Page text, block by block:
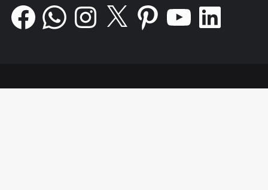
Facebook WhatsAppInstagram Pinterest LinkedIn